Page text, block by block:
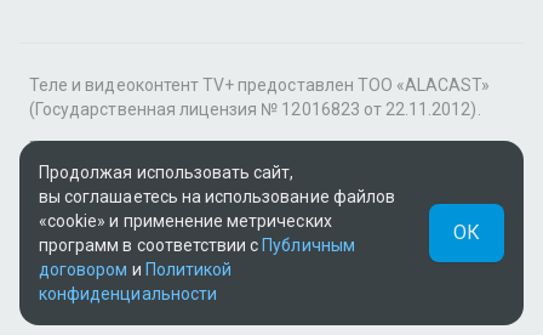
Теле и видеоконтент TV+ предоставлен ТОО «ALACAST»
(Государственная лицензия № 12016823 от 22.11.2012).
В рамках услуги «Видео по подписке» для «Пакета
фильмов и сериалов tv+» контент предоставляется
онлайн-кинотеатром MEGOGO.
Поддержка: tvplus@telecom.kz
v3.9.15 | SSR
UUID: 5464d682-1c6e-4261-b99a-dc7765b77245
Продолжая использовать сайт,
вы соглашаетесь на использование файлов
«cookie» и применение метрических
программ в соответствии с Публичным
договором и Политикой
конфиденциальности
ОК